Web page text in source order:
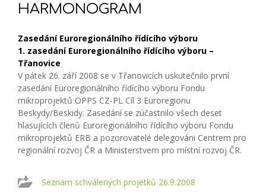
HARMONOGRAM
Zasedání Euroregionálního řídícího výboru
1. zasedání Euroregionálního řídícího výboru –
Třanovice
V pátek 26. září 2008 se v Třanovicích uskutečnilo první
zasedání Euroregionálního řídícího výboru Fondu
mikroprojektů OPPS CZ-PL Cíl 3 Euroregionu
Beskydy/Beskidy. Zasedání se zúčastnilo všech deset
hlasujících členů Euroregionálního řídícího výboru Fondu
mikroprojektů ERB a pozorovatelé delegováni Centrem pro
regionální rozvoj ČR a Ministerstvem pro místní rozvoj ČR.
Seznam schválených projetků 26.9.2008